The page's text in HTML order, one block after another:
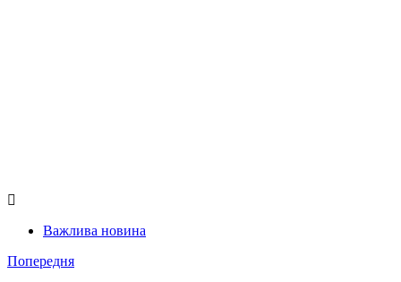
Важлива новина
Попередня